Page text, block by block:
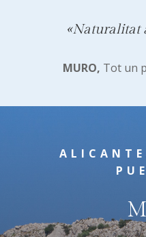
«Naturalitat
MURO, Tot un